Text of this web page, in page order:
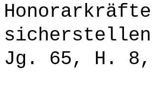
Jg. 65, H.